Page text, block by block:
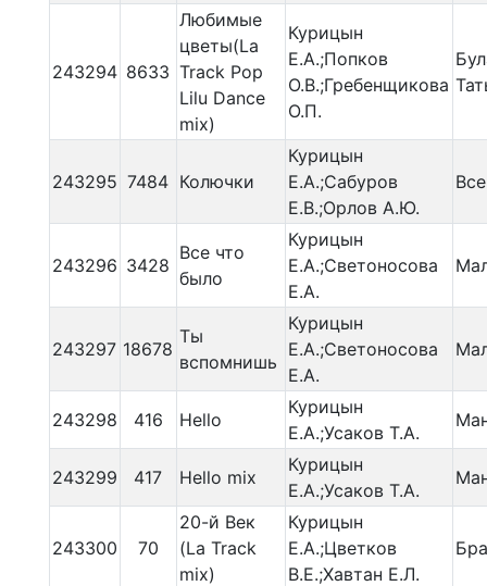
243294 8633
Любимые
цветы(La
Track Pop
Lilu Dance
mix)
Курицын
Е.А.;Попков
О.В.;Гребенщикова
О.П.
243295 7484 Колючки
Курицын
Е.А.;Сабуров
Е.В.;Орлов А.Ю.
243296 3428
Все что
было
Курицын
Е.А.;Светоносова
Е.А.
243297 18678
Ты
вспомнишь
Курицын
Е.А.;Светоносова
Е.А.
243298 416 Hello
Курицын
Е.А.;Усаков Т.А.
243299 417 Hello mix
Курицын
Е.А.;Усаков Т.А.
243300 70
20-й Век
(La Track
mix)
Курицын
Е.А.;Цветков
В.Е.;Хавтан Е.Л.